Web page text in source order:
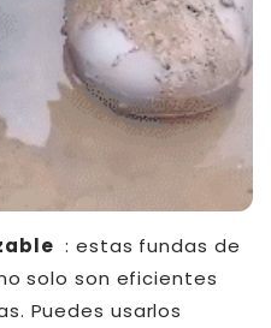
: estas fundas de
solo son eficientes
Puedes usarlos